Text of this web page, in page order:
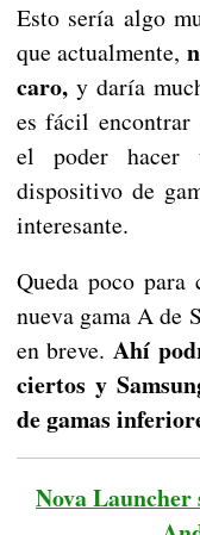
Esto sería algo
que actualmente,
caro,y daría
es fácil encontrar
el poder hacer
dispositivo de
interesante.
Queda poco
nueva gama A de
en breve. Ahí
ciertos y
de gamas
Nova Launcher